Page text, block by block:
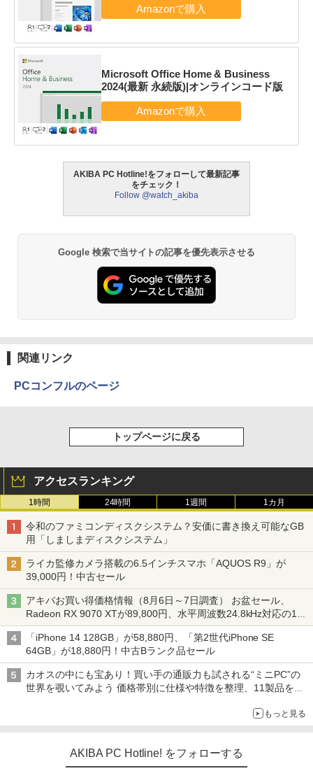
Microsoft Office Home & Business
2024(最新 永続版)|オンラインコード版
AKIBA PC Hotline!をフォローして最新記事
をチェック！
Follow @watch_akiba
Google 検索で当サイトの記事を優先表示させる
関連リンク
PCコンフルのページ
トップページに戻る
アクセスランキング
1時間 24時間 1週間 1カ月
令和のファミコンディスクシステム？安価に書き換え可能なGB
用「しましまディスクシステム」
ライカ監修カメラ搭載の6.5インチスマホ「AQUOS R9」が
39,000円！中古セール
アキバお買い得価格情報（8月6日～7日調査） お盆セール、
Radeon RX 9070 XTが89,800円、水平周波数24.8kHz対応の17
型モニターが9,801円、暑さ指数連動セール ほか
「iPhone 14 128GB」が58,880円、「第2世代iPhone SE
64GB」が18,880円！中古Bランク品セール
カオスの中にも宝あり！買い手の通販力も試される“ミニPC”の
世界を覗いてみよう 価格帯別に仕様や特徴を整理、11製品をピ
もっと見る
AKIBA PC Hotline! をフォローする